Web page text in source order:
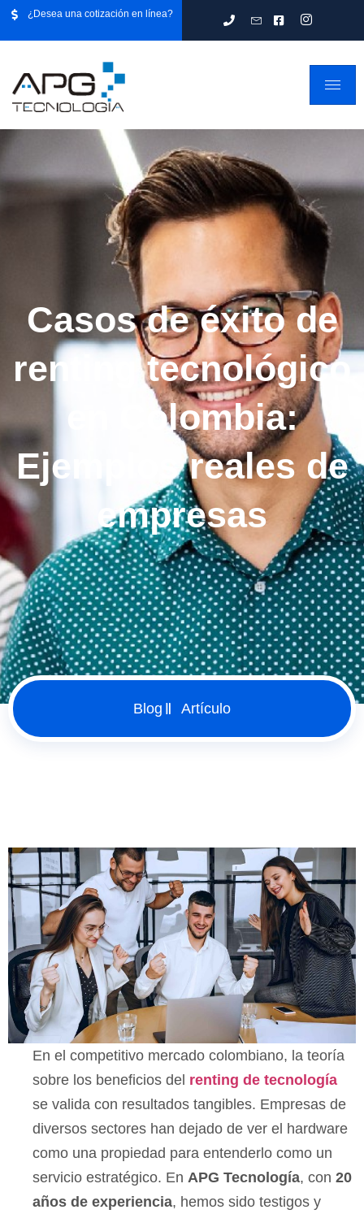
¿Desea una cotización en línea?
Casos de éxito de
renting tecnológico
en Colombia:
Ejemplos reales de
empresas
Blog Artículo
En el competitivo mercado colombiano, la teoría
sobre los beneficios del renting de tecnología
se valida con resultados tangibles. Empresas de
diversos sectores han dejado de ver el hardware
como una propiedad para entenderlo como un
servicio estratégico. En APG Tecnología, con 20
años de experiencia, hemos sido testigos y